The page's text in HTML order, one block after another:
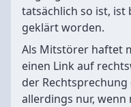
tatsächlich so ist,
geklärt worden.
Als Mitstörer haftet
einen Link auf
der
allerdings nur,